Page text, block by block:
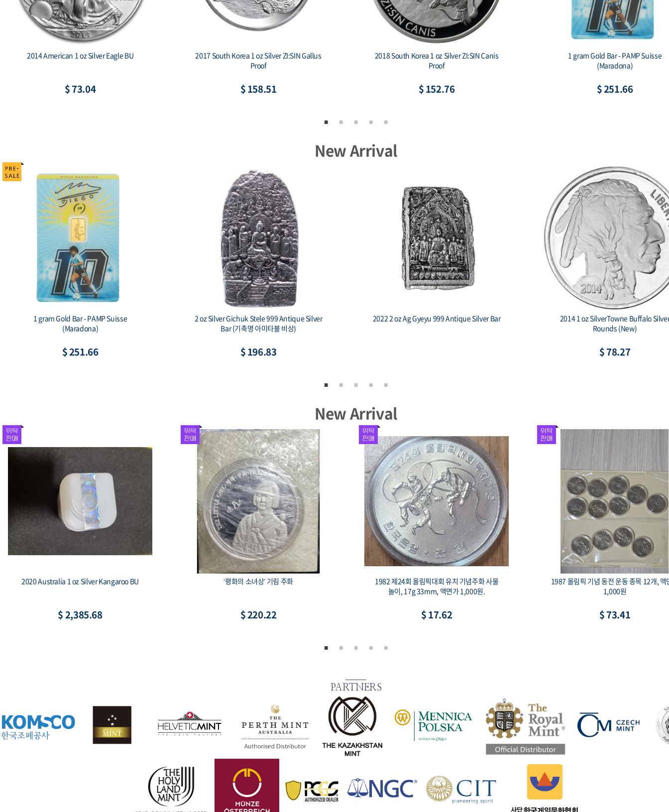
2019 South Korea 1 oz Silver Taekwondo
$ 267.30
2018 South Korea 1 oz Silver 1 Clay
Chiwoo Cheonwang Proof
$ 152.76
2019 South Korea 1 oz Silver Tiger Proof
Secret (w/Box & COA)
$ 165.00
2 oz Silver Gichuk Stele 999 Antique
Bar (기축명 아미타불 비상)
$ 196.83
New Arrival
2018 Somalia Elephant 15th Anniversary
Jubilee 1 oz Silver Coin
$ 112.75
2017 Niue 1 oz Silver Czech Lion BU
$ 86.63
2014 Armenia 1 oz Silver 1000 Drams
2015 Burundi 5000 Francs 1 oz.
African Lion BU
$ 89.04
New Arrival
1981 대한민국 제5공화국 출범 기념 주화 봉
$ 22.03
1987 서울올림픽 기념주화 유도 33mm 17g
$ 8.81
1982 제24회 올림픽대회 유치 기념은화 경회
루 프루프, 90% 15g 30mm, 액면가 1만원
$ 73.41
1993 대전 엑스포 기념 황동화, 로케트와
이, 액면가 1,000원
$ 11.02
PARTNERS